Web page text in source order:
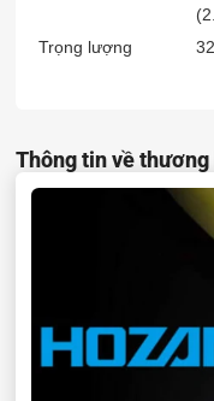
Trọng lượng
Thông tin về thương